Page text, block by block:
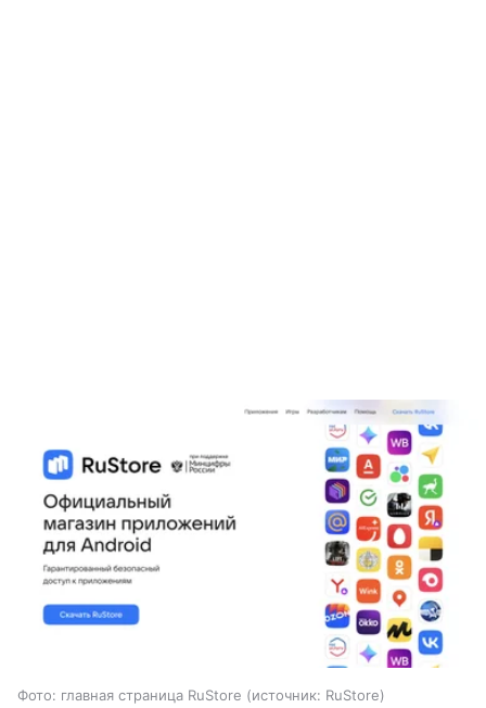
Фото: главная страница RuStore источник: RuStore